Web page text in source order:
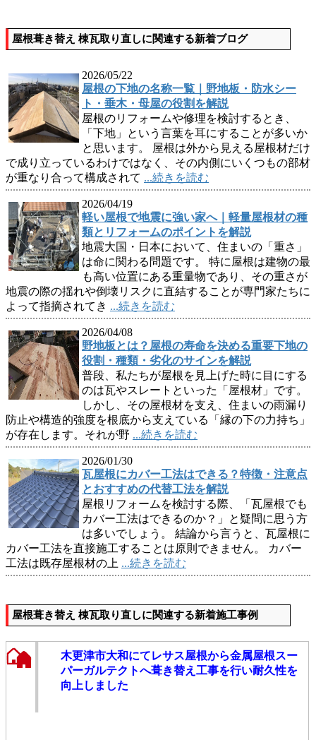
屋根葺き替え 棟瓦取り直しに関連する新着ブログ
2026/05/22
屋根の下地の名称一覧｜野地板・防水シー
ト・垂木・母屋の役割を解説
屋根のリフォームや修理を検討するとき、
「下地」という言葉を耳にすることが多いか
と思います。 屋根は外から見える屋根材だけ
で成り立っているわけではなく、その内側にいくつもの部材
が重なり合って構成されて ...続きを読む
2026/04/19
軽い屋根で地震に強い家へ｜軽量屋根材の種
類とリフォームのポイントを解説
地震大国・日本において、住まいの「重さ」
は命に関わる問題です。 特に屋根は建物の最
も高い位置にある重量物であり、その重さが
地震の際の揺れや倒壊リスクに直結することが専門家たちに
よって指摘されてき ...続きを読む
2026/04/08
野地板とは？屋根の寿命を決める重要下地の
役割・種類・劣化のサインを解説
普段、私たちが屋根を見上げた時に目にする
のは瓦やスレートといった「屋根材」です。
しかし、その屋根材を支え、住まいの雨漏り
防止や構造的強度を根底から支えている「縁の下の力持ち」
が存在します。それが野 ...続きを読む
2026/01/30
瓦屋根にカバー工法はできる？特徴・注意点
とおすすめの代替工法を解説
屋根リフォームを検討する際、「瓦屋根でも
カバー工法はできるのか？」と疑問に思う方
は多いでしょう。 結論から言うと、瓦屋根に
カバー工法を直接施工することは原則できません。 カバー
工法は既存屋根材の上 ...続きを読む
屋根葺き替え 棟瓦取り直しに関連する新着施工事例
木更津市大和にてレサス屋根から金属屋根スー
パーガルテクトへ葺き替え工事を行い耐久性を
向上しました